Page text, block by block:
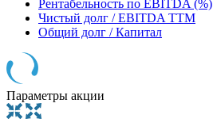
Рентабельность по EBITDA (%)
Чистый долг / EBITDA TTM
Общий долг / Капитал
Параметры акции